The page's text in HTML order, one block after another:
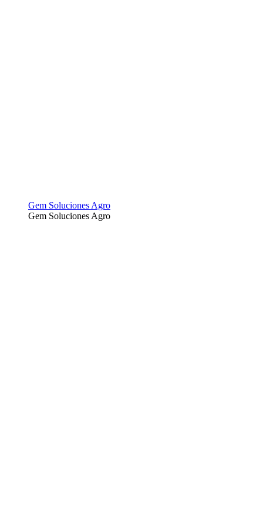
Gem Soluciones Agro
Gem Soluciones Agro